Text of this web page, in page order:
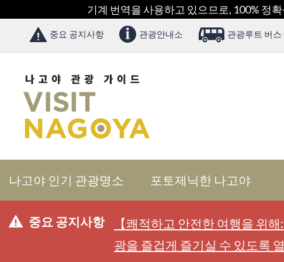
기계 번역을 사용하고 있으므로, 100% 정
중요 공지사항 관광안내소 관광루트 버스
나고야 인기 관광명소 포토제닉한 나고야
중요 공지사항
【쾌적하고 안전한 여행을 위
광을 즐겁게 즐기실 수 있도록